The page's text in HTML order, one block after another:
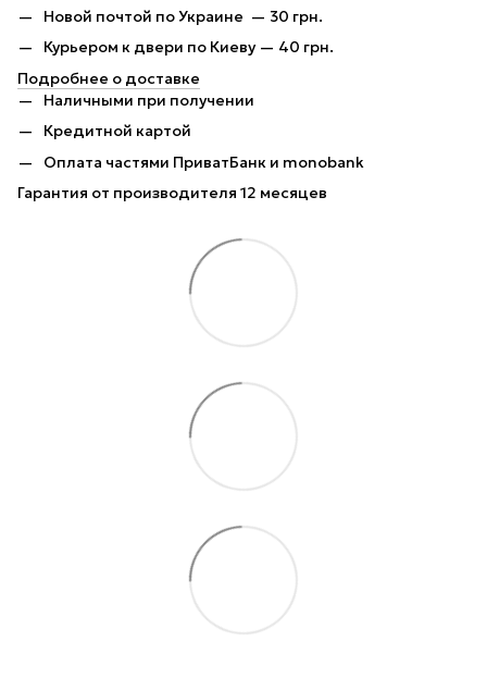
Новой почтой по Украине — 30 грн.
Курьером к двери по Киеву — 40 грн.
Подробнее о доставке
Наличными при получении
Кредитной картой
Оплата частями ПриватБанк и monobank
Гарантия от производителя 12 месяцев